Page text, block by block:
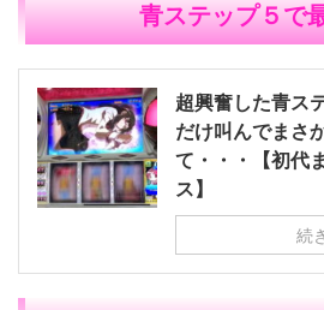
青ステップ５で
超興奮した青ス
だけ叫んでまさ
て・・・【初代
ス】
続